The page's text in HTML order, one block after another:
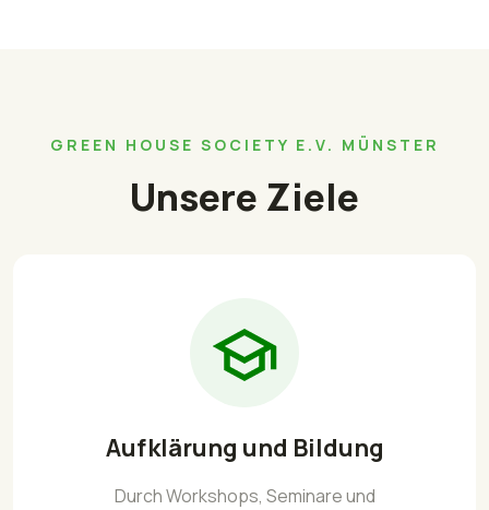
GREEN HOUSE SOCIETY E.V. MÜNSTER
Unsere Ziele
Aufklärung und Bildung
Durch Workshops, Seminare und